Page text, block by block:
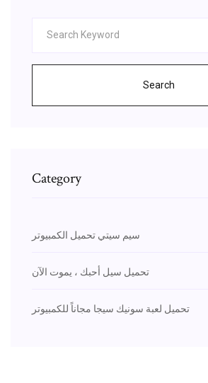
Search
Category
سيم سيتي تحميل الكمبيوتر
تحميل سيل أحبك ، يموت الآن
تحميل لعبة سونيك سيجا مجاناً للكمبيوتر